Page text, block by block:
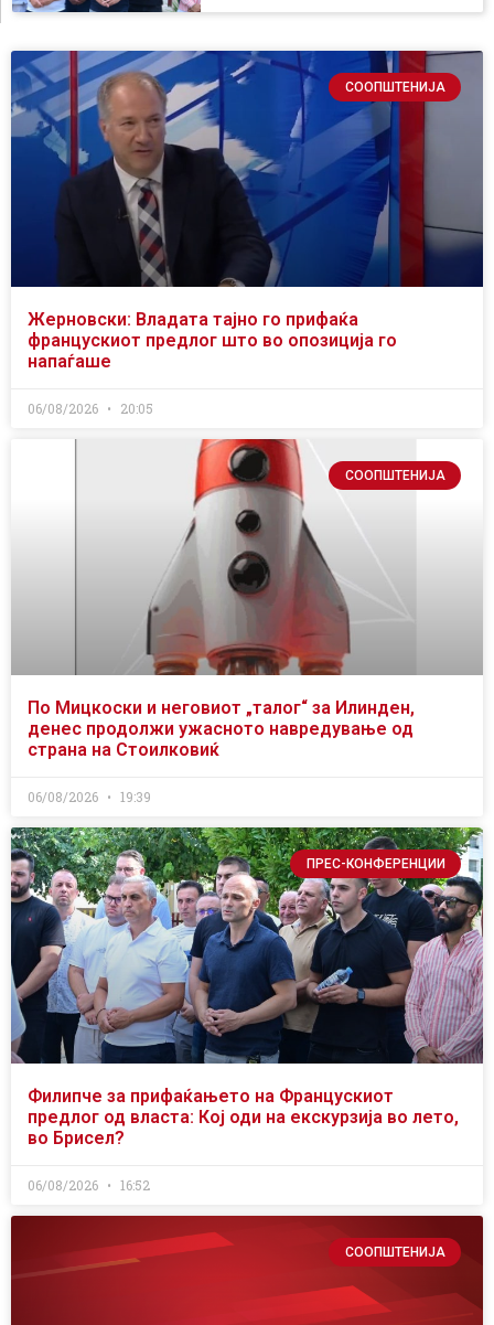
СООПШТЕНИЈА
Жерновски: Владата тајно го прифаќа
францускиот предлог што во опозиција го
напаѓаше
06/08/2026 20:05
СООПШТЕНИЈА
По Мицкоски и неговиот „талог“ за Илинден,
денес продолжи ужасното навредување од
страна на Стоилковиќ
06/08/2026 19:39
ПРЕС-КОНФЕРЕНЦИИ
Филипче за прифаќањето на Францускиот
предлог од власта: Кој оди на екскурзија во лето,
во Брисел?
06/08/2026 16:52
СООПШТЕНИЈА